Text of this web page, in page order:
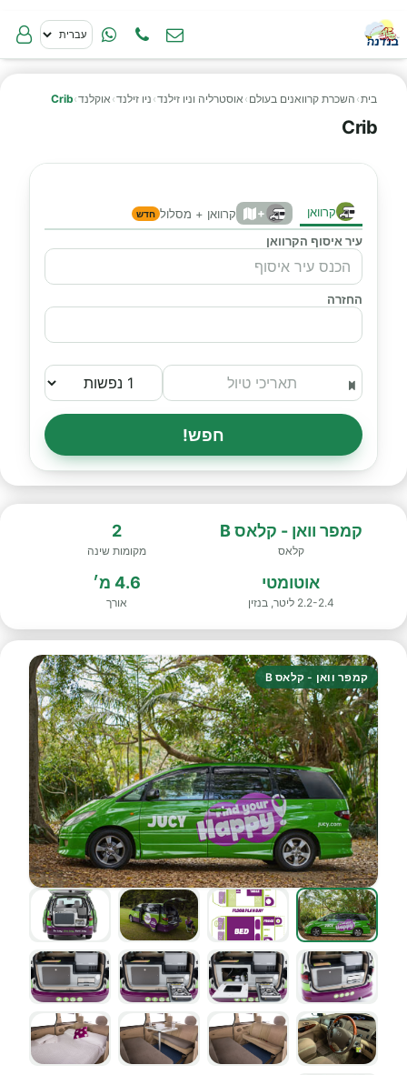
בית› השכרת קרוואנים בעולם › אוסטרליה וניו זילנד› ניו זילנד› אוקלנד›
Crib
Crib
קרוואן + קרוואן + מסלול חדש
עיר איסוף הקרוואן
החזרה
חפש!
קמפר וואן - קלאס B
קלאס
2
מקומות שינה
אוטומטי
2.2-2.4 ליטר, בנזין
4.6 מ׳
אורך
קמפר וואן - קלאס B